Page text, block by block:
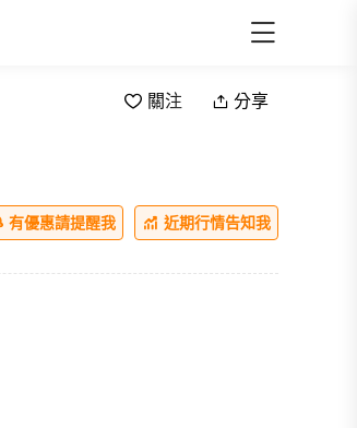
關注 分享
有優惠請提醒我 近期行情告知我